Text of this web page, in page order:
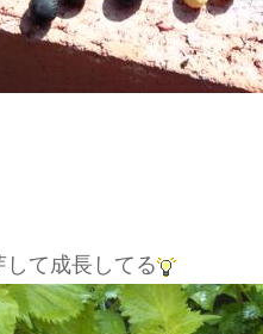
して成長してる